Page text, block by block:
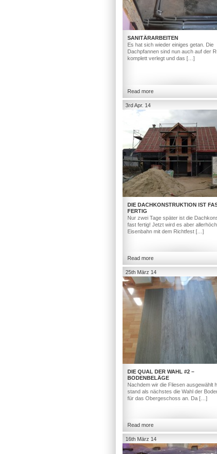
SANITÄRARBEITEN
Es hat sich wieder einiges getan. Die
Dachpfannen sind nun auch auf der
komplett verlegt und das […]
Read more
3rd Apr. 14
DIE DACHKONSTRUKTION IST
FERTIG
Nur zwei Tage später ist die
fast fertig! Jetzt wird es aber
Eisenbahn mit dem Richtfest […]
Read more
25th März 14
DIE QUAL DER WAHL #2 –
BODENBELÄGE
Nachdem wir die Fliesen ausgewählt
stand als nächstes die Wahl der
für das Obergeschoss an. Da […]
Read more
16th März 14